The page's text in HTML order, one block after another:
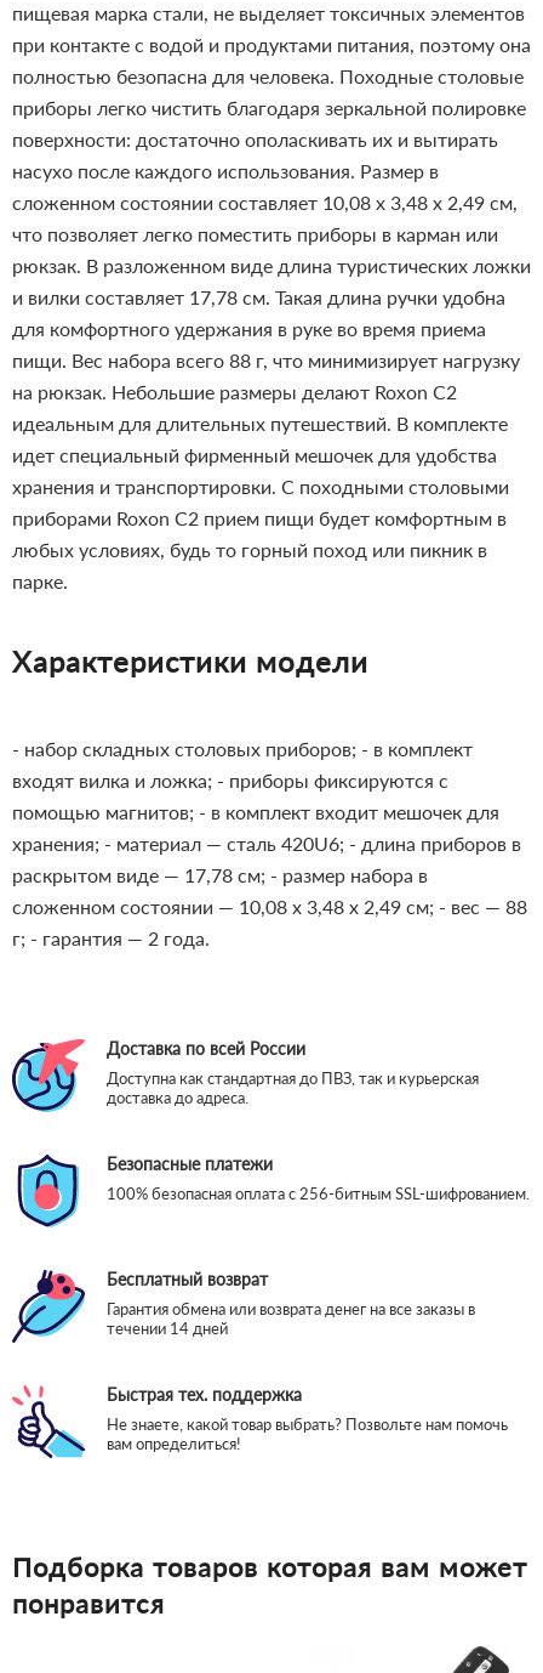
пищевая марка стали, не выделяет токсичных элементов
при контакте с водой и продуктами питания, поэтому она
полностью безопасна для человека. Походные столовые
приборы легко чистить благодаря зеркальной полировке
поверхности: достаточно ополаскивать их и вытирать
насухо после каждого использования. Размер в
сложенном состоянии составляет 10,08 x 3,48 x 2,49 см,
что позволяет легко поместить приборы в карман или
рюкзак. В разложенном виде длина туристических ложки
и вилки составляет 17,78 см. Такая длина ручки удобна
для комфортного удержания в руке во время приема
пищи. Вес набора всего 88 г, что минимизирует нагрузку
на рюкзак. Небольшие размеры делают Roxon C2
идеальным для длительных путешествий. В комплекте
идет специальный фирменный мешочек для удобства
хранения и транспортировки. С походными столовыми
приборами Roxon C2 прием пищи будет комфортным в
любых условиях, будь то горный поход или пикник в
парке.
Характеристики модели
- набор складных столовых приборов; - в комплект
входят вилка и ложка; - приборы фиксируются с
помощью магнитов; - в комплект входит мешочек для
хранения; - материал — сталь 420U6; - длина приборов в
раскрытом виде — 17,78 см; - размер набора в
сложенном состоянии — 10,08 x 3,48 x 2,49 см; - вес — 88
г; - гарантия — 2 года.
Доставка по всей России
Доступна как стандартная до ПВЗ, так и курьерская
доставка до адреса.
Безопасные платежи
100% безопасная оплата с 256-битным SSL-шифрованием.
Бесплатный возврат
Гарантия обмена или возврата денег на все заказы в
течении 14 дней
Быстрая тех. поддержка
Не знаете, какой товар выбрать? Позвольте нам помочь
вам определиться!
Подборка товаров которая вам может
понравится